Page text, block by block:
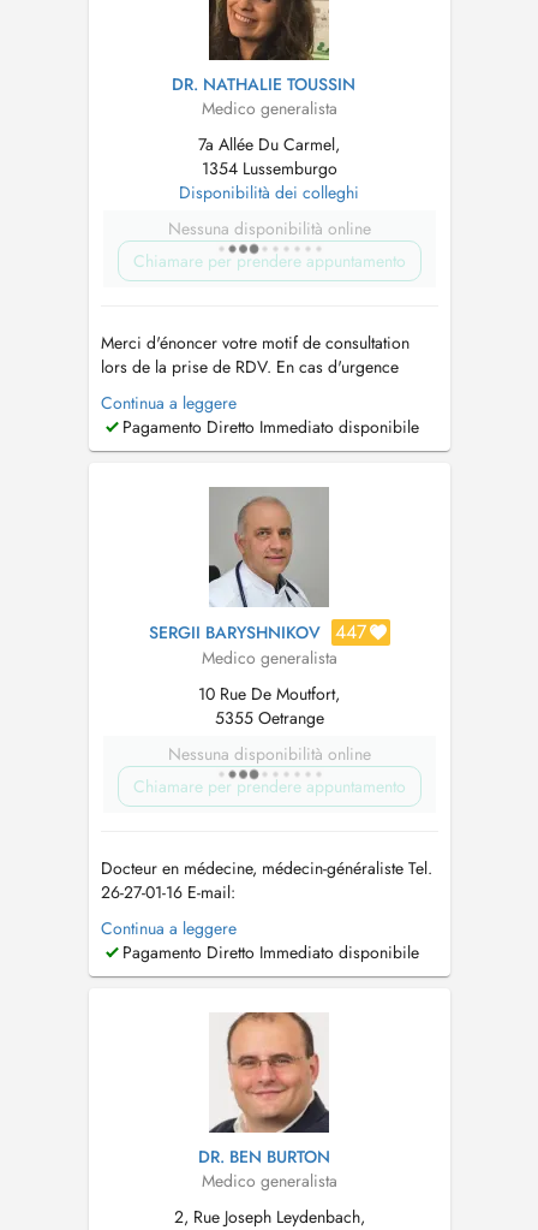
DR. NATHALIE TOUSSIN
Medico generalista
7a Allée Du Carmel,
1354 Lussemburgo
Disponibilità dei colleghi
Nessuna disponibilità online
Chiamare per prendere appuntamento
Merci d'énoncer votre motif de consultation
lors de la prise de RDV. En cas d'urgence
vitale, veuillez appeler le 112. Pour un rdv
urgent et en cas de non disponibilité via
doctena, prière d'appeler le secrétariat au
. En cas de rendez-vous no...
Continua a leggere
Pagamento Diretto Immediato disponibile
SERGII BARYSHNIKOV 447
Medico generalista
10 Rue De Moutfort,
5355 Oetrange
Nessuna disponibilità online
Chiamare per prendere appuntamento
Docteur en médecine, médecin-généraliste Tel.
26-27-01-16 E-mail:
allgemeinmediziner_lux@outlook.com
meiner Praxis biete ich eine umfassende
medizinische Betreuung im Bereich der
individuellen Versorgung, die sowohl
körperliche als auch psychis...
Continua a leggere
Pagamento Diretto Immediato disponibile
DR. BEN BURTON
Medico generalista
2, Rue Joseph Leydenbach,